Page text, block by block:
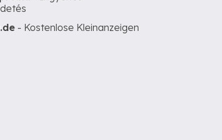
- Kostenlose Kleinanzeigen